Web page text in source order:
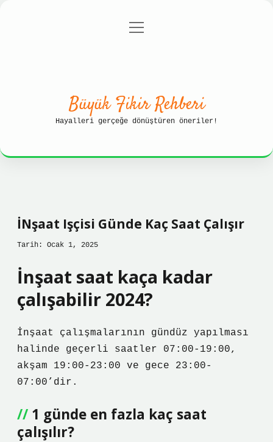
Gizlilik Politikası
menüyü
Büyük Fikir Rehberi
Hayalleri gerçeğe dönüştüren öneriler!
İNşaat Işçisi Günde Kaç Saat Çalışır
Tarih: Ocak 1, 2025
İnşaat saat kaça kadar
çalışabilir 2024?
İnşaat çalışmalarının gündüz yapılması
halinde geçerli saatler 07:00-19:00,
akşam 19:00-23:00 ve gece 23:00-
07:00’dir.
1 günde en fazla kaç saat
çalışılır?